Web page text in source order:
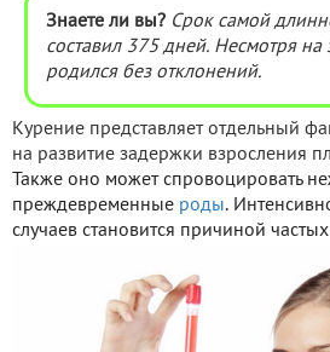
Знаете ли вы? Срок самой
составил 375 дней. Несмотря на
родился без отклонений.
Курение представляет отдельный
на развитие задержки взросления
Также оно может спровоцировать
преждевременные роды.
случаев становится причиной